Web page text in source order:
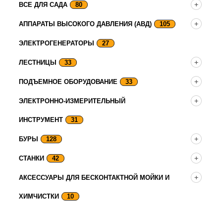
ВСЕ ДЛЯ САДА 80
АППАРАТЫ ВЫСОКОГО ДАВЛЕНИЯ (АВД) 105
ЭЛЕКТРОГЕНЕРАТОРЫ 27
ЛЕСТНИЦЫ 33
ПОДЪЕМНОЕ ОБОРУДОВАНИЕ 33
ЭЛЕКТРОННО-ИЗМЕРИТЕЛЬНЫЙ
ИНСТРУМЕНТ 31
БУРЫ 128
СТАНКИ 42
АКСЕССУАРЫ ДЛЯ БЕСКОНТАКТНОЙ МОЙКИ И
ХИМЧИСТКИ 10